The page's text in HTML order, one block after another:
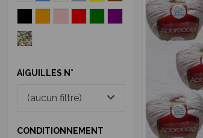
AIGUILLES N°
(aucun filtre)
CONDITIONNEMENT